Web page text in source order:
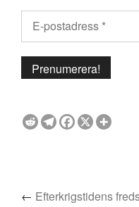
← Efterkrigstidens